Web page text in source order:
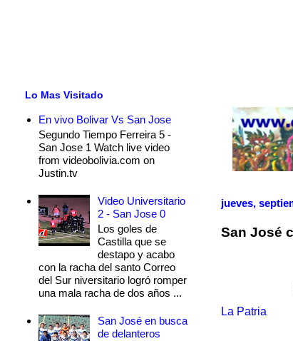
jueves,
San José
La Patria
Lo Mas Visitado
En vivo Bolivar Vs San Jose
Segundo Tiempo Ferreira 5 -
San Jose 1 Watch live video
from videobolivia.com on
Justin.tv
Video Universitario
2 - San Jose 0
Los goles de
Castilla que se
destapo y acabo
con la racha del santo Correo
del Sur niversitario logró romper
una mala racha de dos años ...
San José en busca
de delanteros